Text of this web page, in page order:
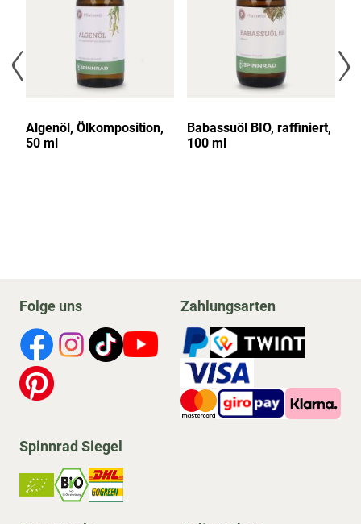
Algenöl, Ölkomposition,
50 ml
Babassuöl BIO, raffiniert,
100 ml
Folge uns Zahlungsarten
Spinnrad Siegel